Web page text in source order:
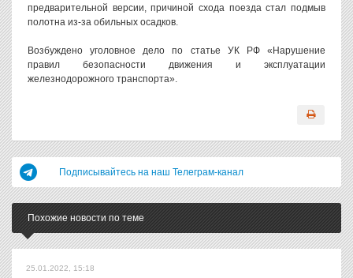
предварительной версии, причиной схода поезда стал подмыв
полотна из-за обильных осадков.
Возбуждено уголовное дело по статье УК РФ «Нарушение
правил безопасности движения и эксплуатации
железнодорожного транспорта».
Подписывайтесь на наш Телеграм-канал
Похожие новости по теме
25.01.2022, 15:18